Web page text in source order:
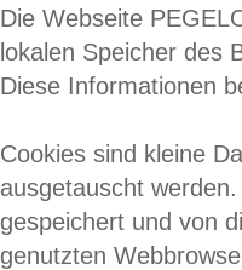
Die Webseite
lokalen Speicher des
Diese Informationen
Cookies sind kleine
ausgetauscht
gespeichert und von
genutzten